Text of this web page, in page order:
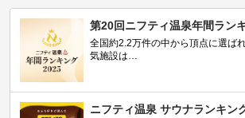
第20回ニフティ温泉年間ラン
全国約2.2万件の中から頂点に選ば
気施設は…
ニフティ温泉 サウナランキン